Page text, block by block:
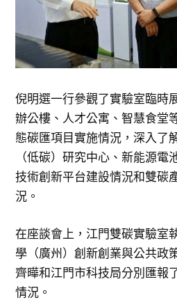
倪明選一行參觀了實驗室臨時
辦公樓、人才公寓、智慧食堂
態碳匯項目實施情況，深入了
（低碳）研究中心、新能源
技術創新平台建設情況和雙碳
況。
在座談會上，江門雙碳實驗室
學（廣州）創新創業與公共政
齊曄和江門市科技局分別匯報
情況。